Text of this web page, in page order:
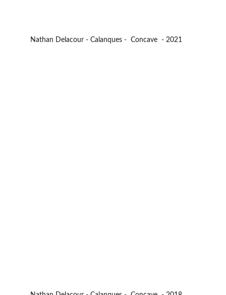
Nathan Delacour - Calanques -  Concave  - 2021